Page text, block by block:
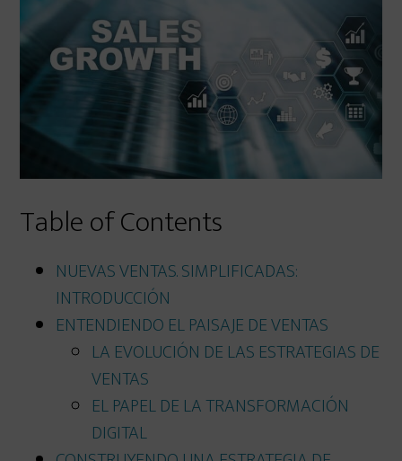
Table of Contents
NUEVAS VENTAS. SIMPLIFICADAS:
INTRODUCCIÓN
ENTENDIENDO EL PAISAJE DE VENTAS
LA EVOLUCIÓN DE LAS ESTRATEGIAS DE
VENTAS
EL PAPEL DE LA TRANSFORMACIÓN
DIGITAL